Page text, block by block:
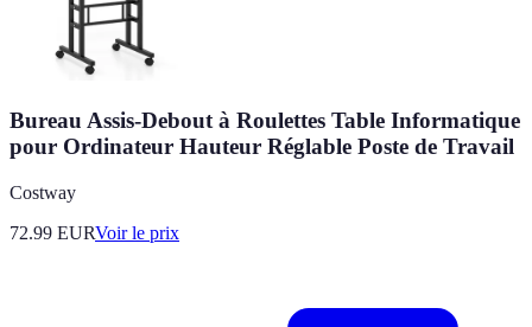
Bureau Assis-Debout à Roulettes Table Informatique
pour Ordinateur Hauteur Réglable Poste de Travail
Costway
72.99 EURVoir le prix